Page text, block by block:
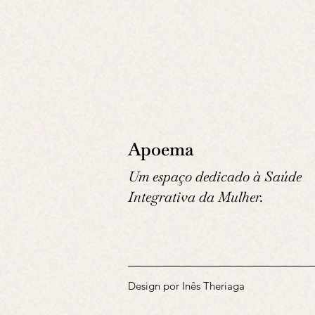
Apoema
Um espaço dedicado à Saúde
Integrativa da Mulher.
Design por Inês Theriaga